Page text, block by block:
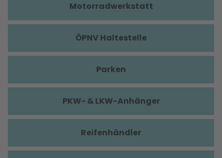
Motorradwerkstatt
ÖPNV Haltestelle
Parken
PKW- & LKW-Anhänger
Reifenhändler